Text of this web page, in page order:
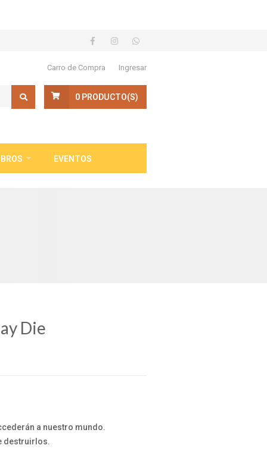
Carro de Compra Ingresar
0 PRODUCTO(S)
EVENTOS
Die
a nuestro mundo.
destruirlos.